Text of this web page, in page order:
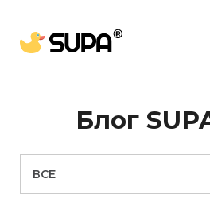
Блог
ВСЕ